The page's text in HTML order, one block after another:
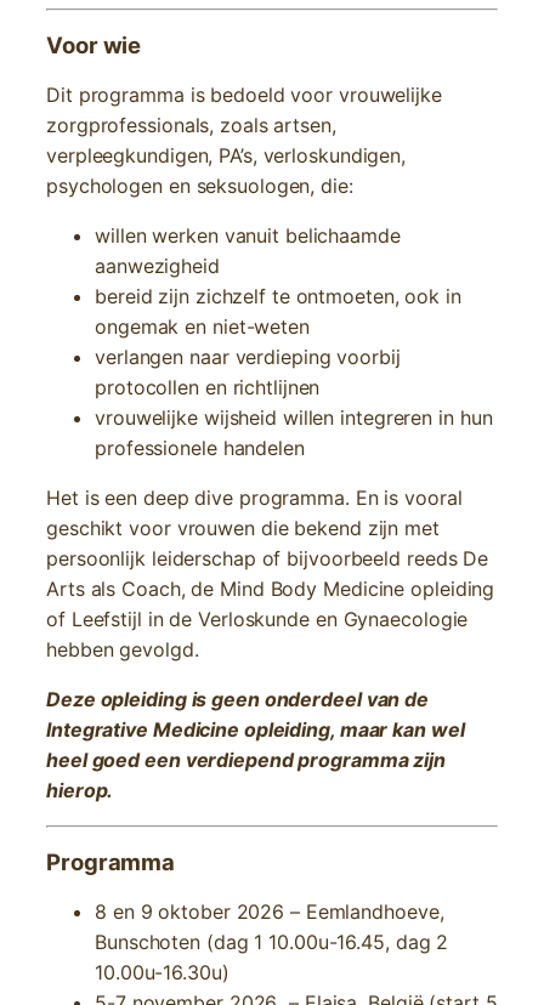
Voor wie
Dit programma is bedoeld voor vrouwelijke
zorgprofessionals, zoals artsen,
verpleegkundigen, PA’s, verloskundigen,
psychologen en seksuologen, die:
willen werken vanuit belichaamde
aanwezigheid
bereid zijn zichzelf te ontmoeten, ook in
ongemak en niet-weten
verlangen naar verdieping voorbij
protocollen en richtlijnen
vrouwelijke wijsheid willen integreren in hun
professionele handelen
Het is een deep dive programma. En is vooral
geschikt voor vrouwen die bekend zijn met
persoonlijk leiderschap of bijvoorbeeld reeds De
Arts als Coach, de Mind Body Medicine opleiding
of Leefstijl in de Verloskunde en Gynaecologie
hebben gevolgd.
Deze opleiding is geen onderdeel van de
Integrative Medicine opleiding, maar kan wel
heel goed een verdiepend programma zijn
hierop.
Programma
8 en 9 oktober 2026 – Eemlandhoeve,
Bunschoten (dag 1 10.00u-16.45, dag 2
10.00u-16.30u)